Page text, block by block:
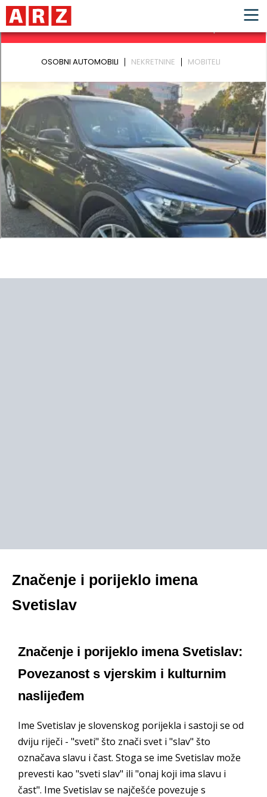
Značenje i porijeklo imena
Svetislav
Značenje i porijeklo imena Svetislav:
Povezanost s vjerskim i kulturnim
naslijeđem
Ime Svetislav je slovenskog porijekla i sastoji se od
dviju riječi - "sveti" što znači svet i "slav" što
označava slavu i čast. Stoga se ime Svetislav može
prevesti kao "sveti slav" ili "onaj koji ima slavu i
čast". Ime Svetislav se najčešće povezuje s